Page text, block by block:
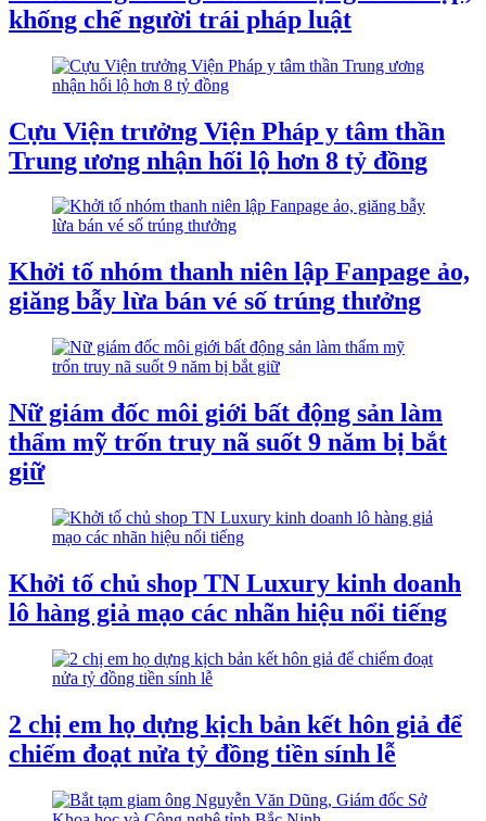
khống chế người trái pháp luật
Cựu Viện trưởng Viện Pháp y tâm thần
Trung ương nhận hối lộ hơn 8 tỷ đồng
​Khởi tố nhóm thanh niên lập Fanpage ảo,
giăng bẫy lừa bán vé số trúng thưởng
Nữ giám đốc môi giới bất động sản làm
thẩm mỹ trốn truy nã suốt 9 năm bị bắt
giữ
Khởi tố chủ shop TN Luxury kinh doanh
lô hàng giả mạo các nhãn hiệu nổi tiếng
2 chị em họ dựng kịch bản kết hôn giả để
chiếm đoạt nửa tỷ đồng tiền sính lễ